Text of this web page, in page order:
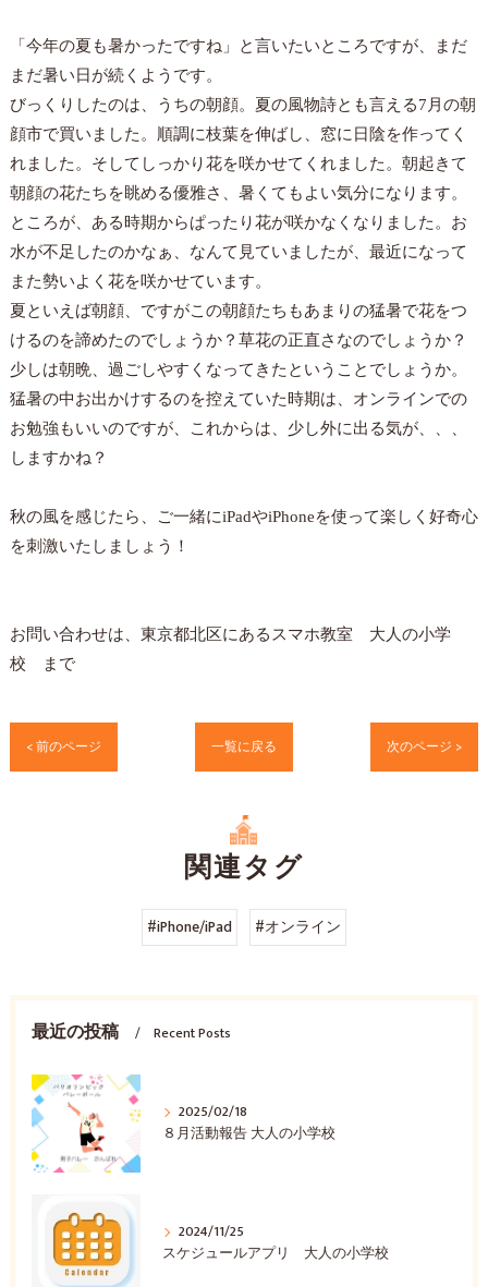
「今年の夏も暑かったですね」と言いたいところですが、まだ
まだ暑い日が続くようです。
びっくりしたのは、うちの朝顔。夏の風物詩とも言える7月の朝
顔市で買いました。順調に枝葉を伸ばし、窓に日陰を作ってく
れました。そしてしっかり花を咲かせてくれました。朝起きて
朝顔の花たちを眺める優雅さ、暑くてもよい気分になります。
ところが、ある時期からぱったり花が咲かなくなりました。お
水が不足したのかなぁ、なんて見ていましたが、最近になって
また勢いよく花を咲かせています。
夏といえば朝顔、ですがこの朝顔たちもあまりの猛暑で花をつ
けるのを諦めたのでしょうか？草花の正直さなのでしょうか？
少しは朝晩、過ごしやすくなってきたということでしょうか。
猛暑の中お出かけするのを控えていた時期は、オンラインでの
お勉強もいいのですが、これからは、少し外に出る気が、、、
しますかね？
秋の風を感じたら、ご一緒にiPadやiPhoneを使って楽しく好奇心
を刺激いたしましょう！
お問い合わせは、東京都北区にあるスマホ教室 大人の小学
校 まで
< 前のページ 一覧に戻る 次のページ >
関連タグ
#iPhone/iPad #オンライン
最近の投稿 Recent Posts
2025/02/18
８月活動報告 大人の小学校
2024/11/25
スケジュールアプリ 大人の小学校